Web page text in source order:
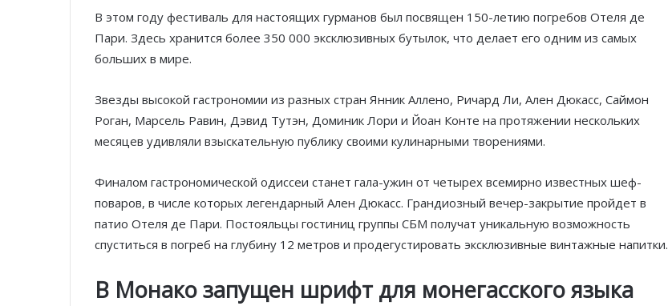
В этом году фестиваль для настоящих гурманов был посвящен 150-летию погребов Отеля де
Пари. Здесь хранится более 350 000 эксклюзивных бутылок, что делает его одним из самых
больших в мире.
Звезды высокой гастрономии из разных стран Янник Аллено, Ричард Ли, Ален Дюкасс, Саймон
Роган, Марсель Равин, Дэвид Тутэн, Доминик Лори и Йоан Конте на протяжении нескольких
месяцев удивляли взыскательную публику своими кулинарными творениями.
Финалом гастрономической одиссеи станет гала-ужин от четырех всемирно известных шеф-
поваров, в числе которых легендарный Ален Дюкасс. Грандиозный вечер-закрытие пройдет в
патио Отеля де Пари. Постояльцы гостиниц группы СБМ получат уникальную возможность
спуститься в погреб на глубину 12 метров и продегустировать эксклюзивные винтажные напитки.
В Монако запущен шрифт для монегасского языка